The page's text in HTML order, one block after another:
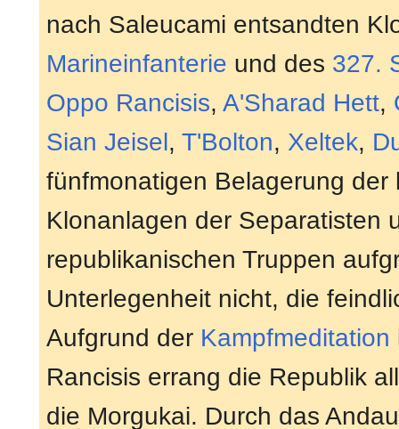
nach Saleucami entsandten
Marineinfanterie und des 327.
Oppo Rancisis, A'Sharad Hett,
Sian Jeisel, T'Bolton, Xeltek,
fünfmonatigen Belagerung
Klonanlagen der Separatisten
republikanischen Truppen
Unterlegenheit nicht, die
Aufgrund der Kampfmeditation
Rancisis errang die Republik
die Morgukai. Durch das